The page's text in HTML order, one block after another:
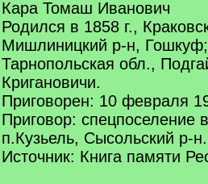
Кара Томаш Иванович
Родился в 1858 г.,
Мишлиницкий р-н,
Тарнопольская обл.,
Кригановичи.
Приговорен: 10 февраля
Приговор:
п.Кузьель, Сысольский р-н.
Источник: Книга памяти